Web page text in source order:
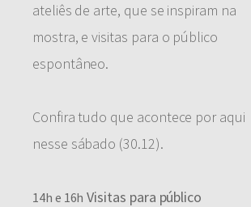
ateliês de arte, que se inspiram na
mostra, e visitas para o público
espontâneo.
Confira tudo que acontece por aqui
nesse sábado (30.12).
14h e 16h Visitas para público